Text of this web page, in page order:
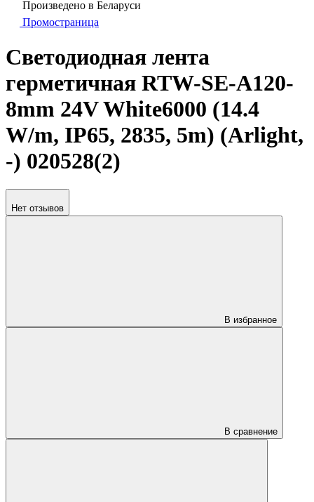
Произведено в Беларуси
Промостраница
Светодиодная лента
герметичная RTW-SE-A120-
8mm 24V White6000 (14.4
W/m, IP65, 2835, 5m) (Arlight,
-) 020528(2)
Нет отзывов
В избранное
В сравнение